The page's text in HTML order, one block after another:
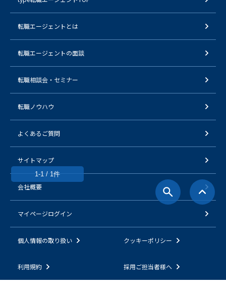
1-1 / 1件
転職エージェントとは
転職エージェントの面談
転職相談会・セミナー
転職ノウハウ
よくあるご質問
サイトマップ
会社概要
マイページログイン
個人情報の取り扱い クッキーポリシー
利用規約 採用ご担当者様へ